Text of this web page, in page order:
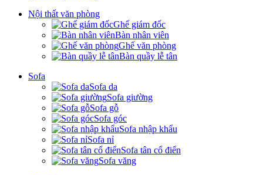
Nội thất văn phòng
Ghế giám đốc
Bàn nhân viên
Ghế văn phòng
Bàn quầy lễ tân
Sofa
Sofa da
Sofa giường
Sofa gỗ
Sofa góc
Sofa nhập khẩu
Sofa nỉ
Sofa tân cổ điển
Sofa văng